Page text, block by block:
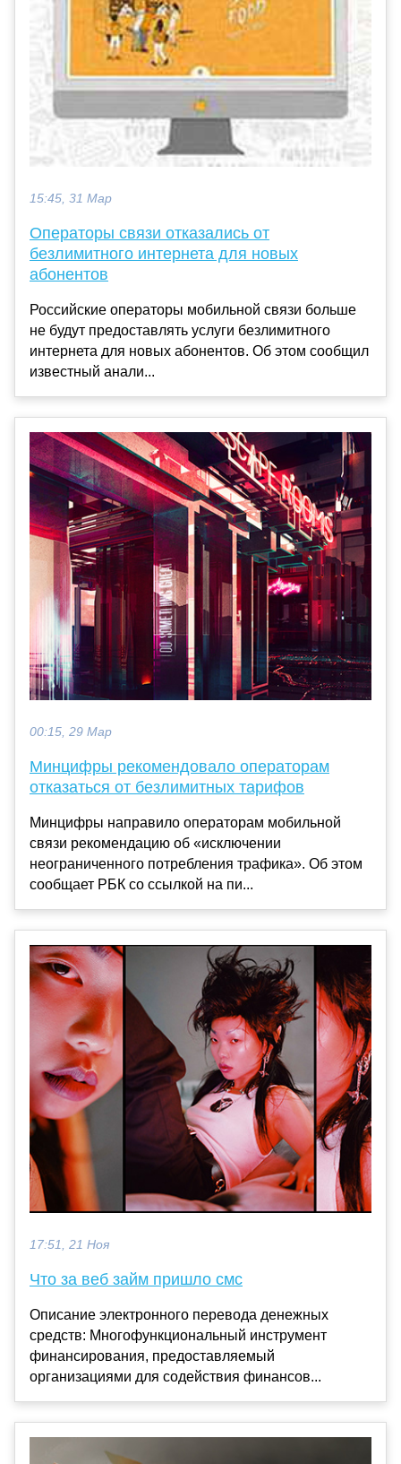
15:45, 31 Мар
Операторы связи отказались от
безлимитного интернета для новых
абонентов
Российские операторы мобильной связи больше
не будут предоставлять услуги безлимитного
интернета для новых абонентов. Об этом сообщил
известный анали...
00:15, 29 Мар
Минцифры рекомендовало операторам
отказаться от безлимитных тарифов
Минцифры направило операторам мобильной
связи рекомендацию об «исключении
неограниченного потребления трафика». Об этом
сообщает РБК со ссылкой на пи...
17:51, 21 Ноя
Что за веб займ пришло смс
Описание электронного перевода денежных
средств: Многофункциональный инструмент
финансирования, предоставляемый
организациями для содействия финансов...